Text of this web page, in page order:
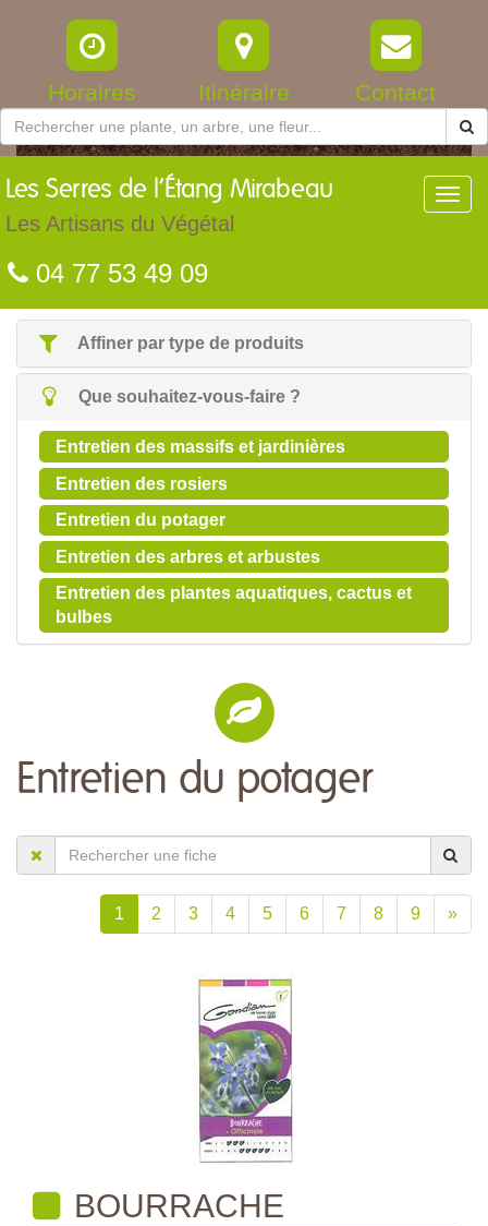
Horaires Itinéraire Contact
Les Serres de l’Étang Mirabeau
Les Artisans du Végétal
04 77 53 49 09
Affiner par type de produits
Que souhaitez-vous-faire ?
Entretien des massifs et jardinières
Entretien des rosiers
Entretien du potager
Entretien des arbres et arbustes
Entretien des plantes aquatiques, cactus et
bulbes
Entretien du potager
1 2 3 4 5 6 7 8 9 »
BOURRACHE